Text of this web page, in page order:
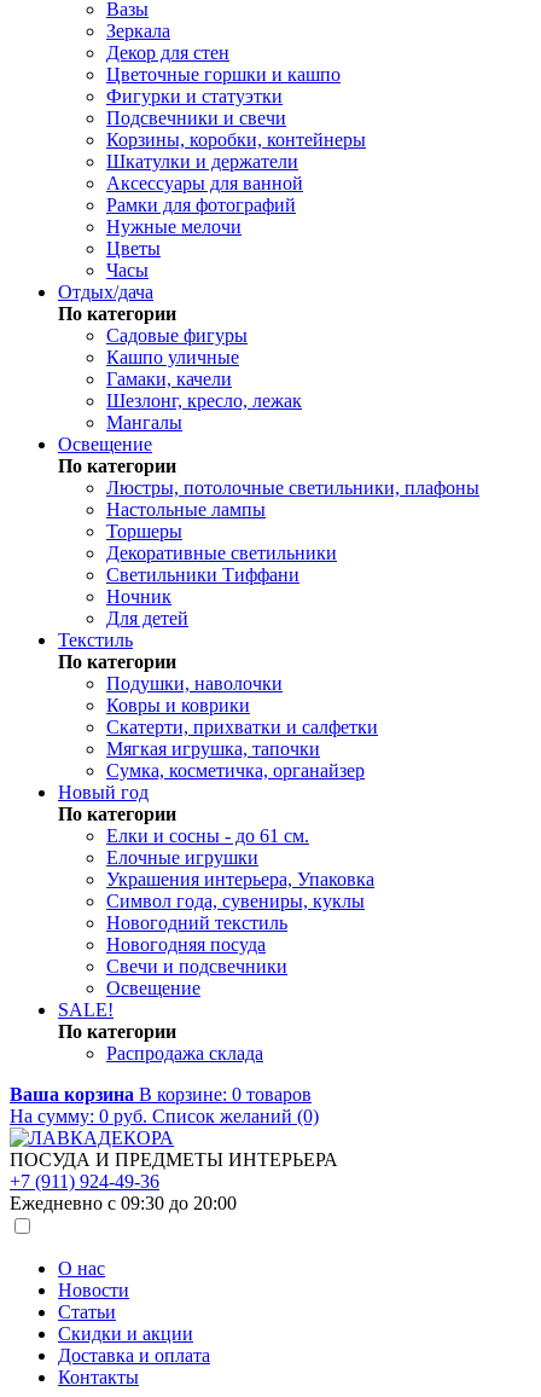
Вазы
Зеркала
Декор для стен
Цветочные горшки и кашпо
Фигурки и статуэтки
Подсвечники и свечи
Корзины, коробки, контейнеры
Шкатулки и держатели
Аксессуары для ванной
Рамки для фотографий
Нужные мелочи
Цветы
Часы
Отдых/дача
По категории
Садовые фигуры
Кашпо уличные
Гамаки, качели
Шезлонг, кресло, лежак
Мангалы
Освещение
По категории
Люстры, потолочные светильники, плафоны
Настольные лампы
Торшеры
Декоративные светильники
Светильники Тиффани
Ночник
Для детей
Текстиль
По категории
Подушки, наволочки
Ковры и коврики
Скатерти, прихватки и салфетки
Мягкая игрушка, тапочки
Сумка, косметичка, органайзер
Новый год
По категории
Елки и сосны - до 61 см.
Елочные игрушки
Украшения интерьера, Упаковка
Символ года, сувениры, куклы
Новогодний текстиль
Новогодняя посуда
Свечи и подсвечники
Освещение
SALE!
По категории
Распродажа склада
Ваша корзина В корзине: 0 товаров
На сумму: 0 руб. Список желаний (0)
ПОСУДА И ПРЕДМЕТЫ ИНТЕРЬЕРА
+7 (911) 924-49-36
Ежедневно с 09:30 до 20:00
О нас
Новости
Статьи
Скидки и акции
Доставка и оплата
Контакты